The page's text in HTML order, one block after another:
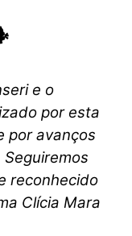
e o
por esta
por avanços
reconhecido
Clícia Mara